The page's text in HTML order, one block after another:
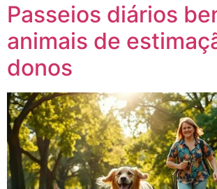
Passeios diários
animais de
donos